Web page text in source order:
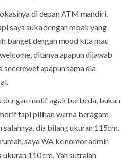
di depan ATM mandiri.
saya suka dengan mbak yang
banget dengan mood kita mau
ditanya apapun dijawab
secerewet apapun sama dia
dengan motif agak berbeda, bukan
tapi pilihan warna beragam
salahnya, dia bilang ukuran 115cm.
saya WA ke nomor admin
110 cm. Yah sutralah